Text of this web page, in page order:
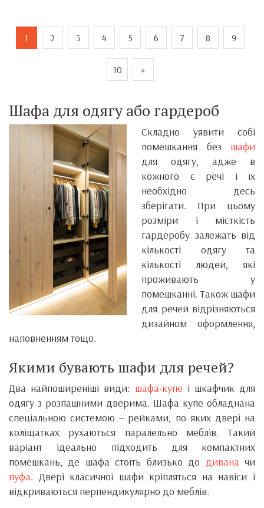
1 2 3 4 5 6 7 8 9
10 »
Шафа для одягу або гардероб
Складно уявити собі
помешкання без шафи
для одягу, адже в
кожного є речі і їх
необхідно десь
зберігати. При цьому
розміри і місткість
гардеробу залежать від
кількості одягу та
кількості людей, які
проживають у
помешканні. Також шафи
для речей відрізняються
дизайном оформлення,
наповненням тощо.
Якими бувають шафи для речей?
Два найпоширеніші види: шафа-купе і шкафчик для
одягу з розпашними дверима. Шафа купе обладнана
спеціальною системою – рейками, по яких двері на
коліщатках рухаються паралельно меблів. Такий
варіант ідеально підходить для компактних
помешкань, де шафа стоїть близько до диваначи
пуфа. Двері класичної шафи кріпляться на навіси і
відкриваються перпендикулярно до меблів.